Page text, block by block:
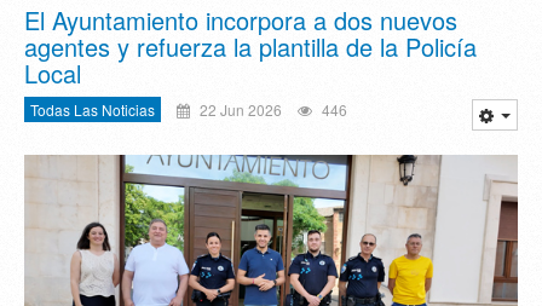
El Ayuntamiento incorpora a dos nuevos
agentes y refuerza la plantilla de la Policía
Local
Todas Las Noticias 22 Jun 2026 446